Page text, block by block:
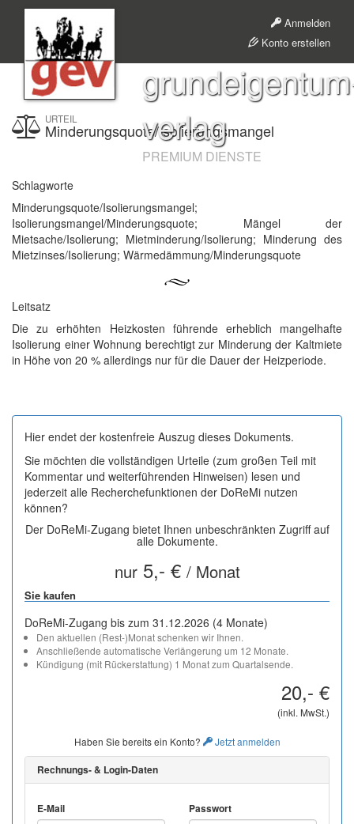
Anmelden
Konto erstellen
verlag
PREMIUM DIENSTE
URTEIL
Minderungsquote/Isolierungsmangel
Schlagworte
Minderungsquote/Isolierungsmangel;
Isolierungsmangel/Minderungsquote; Mängel der
Mietsache/Isolierung; Mietminderung/Isolierung; Minderung des
Mietzinses/Isolierung; Wärmedämmung/Minderungsquote
Leitsatz
Die zu erhöhten Heizkosten führende erheblich mangelhafte
Isolierung einer Wohnung berechtigt zur Minderung der Kaltmiete
in Höhe von 20 % allerdings nur für die Dauer der Heizperiode.
Hier endet der kostenfreie Auszug dieses Dokuments.
Sie möchten die vollständigen Urteile (zum großen Teil mit
Kommentar und weiterführenden Hinweisen) lesen und
jederzeit alle Recherchefunktionen der DoReMi nutzen
können?
Der DoReMi-Zugang bietet Ihnen unbeschränkten Zugriff auf
alle Dokumente.
nur5,- € / Monat
Sie kaufen
DoReMi-Zugang bis zum 31.12.2026 (4 Monate)
Den aktuellen (Rest-)Monat schenken wir Ihnen.
Anschließende automatische Verlängerung um 12 Monate.
Kündigung (mit Rückerstattung) 1 Monat zum Quartalsende.
20,- €
(inkl. MwSt.)
Haben Sie bereits ein Konto? Jetzt anmelden
Rechnungs- & Login-Daten
E-Mail Passwort